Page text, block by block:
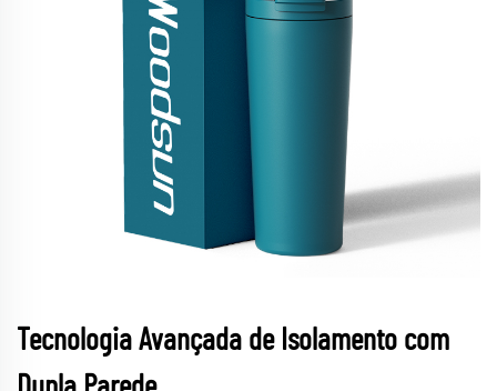
Tecnologia Avançada de Isolamento com